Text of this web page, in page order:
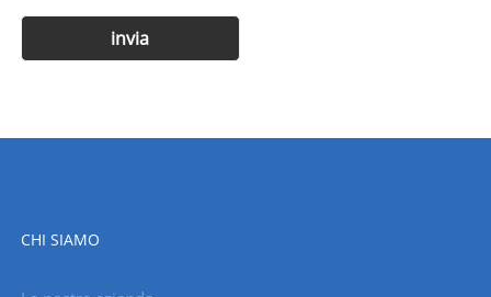
CHI SIAMO